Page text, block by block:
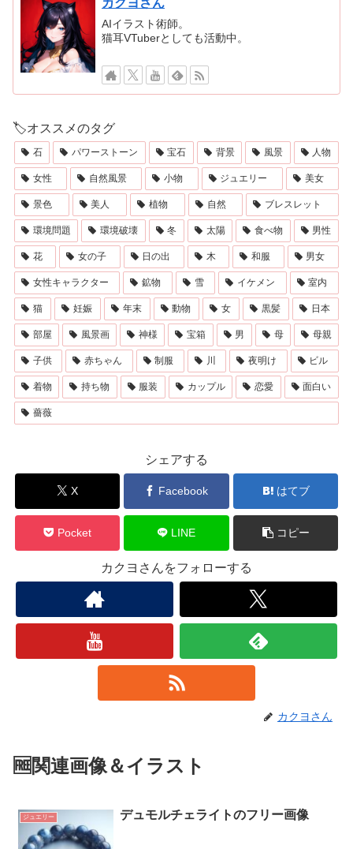
カクヨさん
AIイラスト術師。
猫耳VTuberとしても活動中。
🏷オススメのタグ
石 パワーストーン 宝石 背景 風景 人物
女性 自然風景 小物 ジュエリー 美女
景色 美人 植物 自然 ブレスレット
環境問題 環境破壊 冬 太陽 食べ物 男性
花 女の子 日の出 木 和服 男女
女性キャラクター 鉱物 雪 イケメン 室内
猫 妊娠 年末 動物 女 黒髪 日本
部屋 風景画 神様 宝箱 男 母 母親
子供 赤ちゃん 制服 川 夜明け ビル
着物 持ち物 服装 カップル 恋愛 面白い
薔薇
シェアする
X Facebook はてブ
Pocket LINE コピー
カクヨさんをフォローする
カクヨさん
🆓関連画像＆イラスト
ジュエリー デュモルチェライトのフリー画像